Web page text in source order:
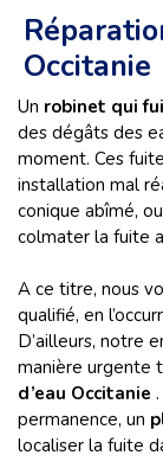
Occitanie
Un robinet qui
des dégâts des
moment. Ces
installation mal
conique abîmé,
colmater la fuite
A ce titre, nous
qualifié, en
D’ailleurs, notre
manière urgente
d’eau Occitanie
permanence, un
localiser la fuite